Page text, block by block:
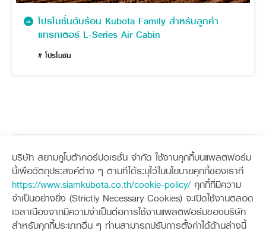
บริษัท สยามคูโบต้าคอร์ปอเรชั่น จำกัด ใช้งานคุกกี้บนแพลตฟอร์ม
นี้เพื่อวัตถุประสงค์ต่าง ๆ ตามที่ได้ระบุไว้ในนโยบายคุกกี้ของเราที่
https://www.siamkubota.co.th/cookie-policy/คุกกี้ที่มีความ
จำเป็นอย่างยิ่ง (Strictly Necessary Cookies) จะเปิดใช้งานตลอด
เวลาเนื่องจากมีความจำเป็นต่อการใช้งานแพลตฟอร์มของบริษัท
สำหรับคุกกี้ประเภทอื่น ๆ ท่านสามารถปรับการตั้งค่าได้ด้านล่างนี้
โปรโมชั่นดับร้อน Kubota Family สำหรับลูกค้า
แทรกเตอร์ L-Series Air Cabin
# โปรโมชัน
Sitemap
เครื่องจักรกลการเกษตร
แทรกเตอร์
อุปกรณ์ต่อพ่วงแทรกเตอร์
รถเกี่ยวนวดข้าว
เครื่องจักรกลก่อสร้าง
รถขุดขนาดเล็ก
อุปกรณ์ต่อพ่วงรถขุด
รถตักล้อยาง
ช่องทางการติดตาม ศูนย์ลูกค้าสัมพันธ์คูโบต้า คอนเนค